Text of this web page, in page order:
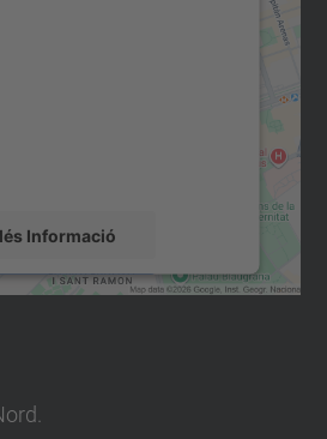
Informació
Accepta